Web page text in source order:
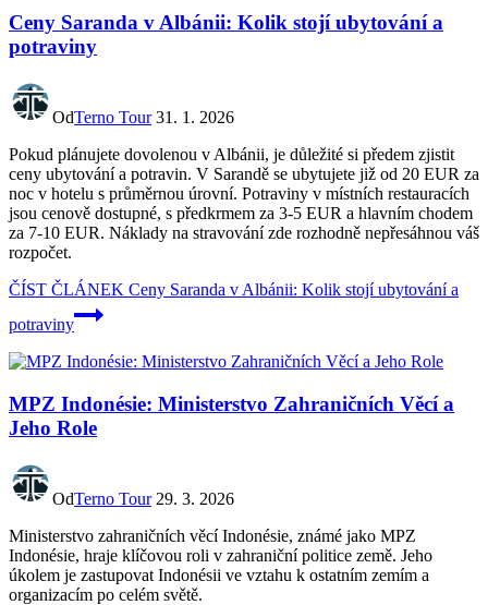
Ceny Saranda v Albánii: Kolik stojí ubytování a
potraviny
OdTerno Tour 31. 1. 2026
Pokud plánujete dovolenou v Albánii, je důležité si předem zjistit
ceny ubytování a potravin. V Sarandě se ubytujete již od 20 EUR za
noc v hotelu s průměrnou úrovní. Potraviny v místních restauracích
jsou cenově dostupné, s předkrmem za 3-5 EUR a hlavním chodem
za 7-10 EUR. Náklady na stravování zde rozhodně nepřesáhnou váš
rozpočet.
ČÍST ČLÁNEK Ceny Saranda v Albánii: Kolik stojí ubytování a
potraviny
MPZ Indonésie: Ministerstvo Zahraničních Věcí a
Jeho Role
OdTerno Tour 29. 3. 2026
Ministerstvo zahraničních věcí Indonésie, známé jako MPZ
Indonésie, hraje klíčovou roli v zahraniční politice země. Jeho
úkolem je zastupovat Indonésii ve vztahu k ostatním zemím a
organizacím po celém světě.